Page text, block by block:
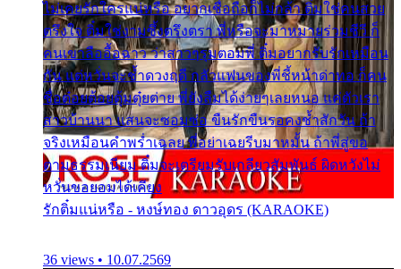
ไม่เคยรักใครแน่หรือ อยากเชื่อถือก็ไม่กล้า ติ๋มใช่คนสวย
ตรึงใจ ติ๋มใช่งามซึ้งตรึงตรา พี่หรือจะมาหมายร่วมชีวี ก็
คนเขาลืออื้อฉาว ว่าสาวๆรุมตอมพี่ ติ๋มอยากรับรักเหมือน
กัน แต่หวั่นจะช้ำดวงฤดี กลัวแฟนของพี่ชี้หน้าด่าทอ ก็คน
ชื่อต๋อยต้อยตุ้มตุ๋ยต่าย พี่ยังลืมได้ง่ายๆเลยหนอ แค่ตัวเรา
สาวบ้านนา แสนจะซอมซ่อ ขืนรักขืนรอคงช้ำสักวัน ถ้า
จริงเหมือนคำพร่ำเฉลย พี่อย่าเฉยรีบมาหมั้น ถ้าพี่สู่ขอ
ตามธรรมเนียม ติ๋มจะเตรียมรับเกลียวสัมพันธ์ ผิดหวังไม่
หวั่นขอยอมได้เคียง
รักติ๋มแน่หรือ - หงษ์ทอง ดาวอุดร (KARAOKE)
36 views • 10.07.2569